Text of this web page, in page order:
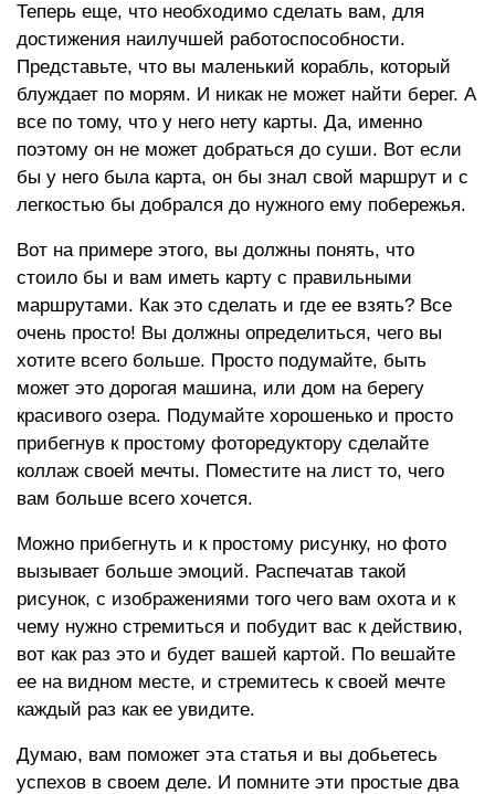
Теперь еще, что необходимо сделать вам, для
достижения наилучшей работоспособности.
Представьте, что вы маленький корабль, который
блуждает по морям. И никак не может найти берег. А
все по тому, что у него нету карты. Да, именно
поэтому он не может добраться до суши. Вот если
бы у него была карта, он бы знал свой маршрут и с
легкостью бы добрался до нужного ему побережья.
Вот на примере этого, вы должны понять, что
стоило бы и вам иметь карту с правильными
маршрутами. Как это сделать и где ее взять? Все
очень просто! Вы должны определиться, чего вы
хотите всего больше. Просто подумайте, быть
может это дорогая машина, или дом на берегу
красивого озера. Подумайте хорошенько и просто
прибегнув к простому фоторедуктору сделайте
коллаж своей мечты. Поместите на лист то, чего
вам больше всего хочется.
Можно прибегнуть и к простому рисунку, но фото
вызывает больше эмоций. Распечатав такой
рисунок, с изображениями того чего вам охота и к
чему нужно стремиться и побудит вас к действию,
вот как раз это и будет вашей картой. По вешайте
ее на видном месте, и стремитесь к своей мечте
каждый раз как ее увидите.
Думаю, вам поможет эта статья и вы добьетесь
успехов в своем деле. И помните эти простые два